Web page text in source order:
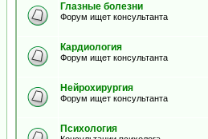
Глазные болезни
Форум ищет консультанта
Кардиология
Форум ищет консультанта
Нейрохирургия
Форум ищет консультанта
Психология